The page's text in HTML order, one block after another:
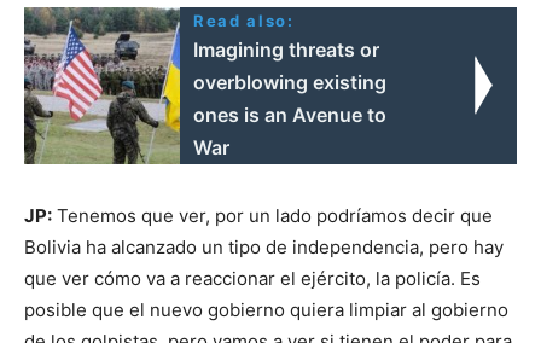
Read also:
Imagining threats or
overblowing existing
ones is an Avenue to
War
JP: Tenemos que ver, por un lado podríamos decir que
Bolivia ha alcanzado un tipo de independencia, pero hay
que ver cómo va a reaccionar el ejército, la policía. Es
posible que el nuevo gobierno quiera limpiar al gobierno